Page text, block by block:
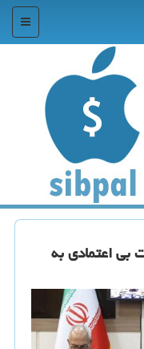
منو
اعتمادی به